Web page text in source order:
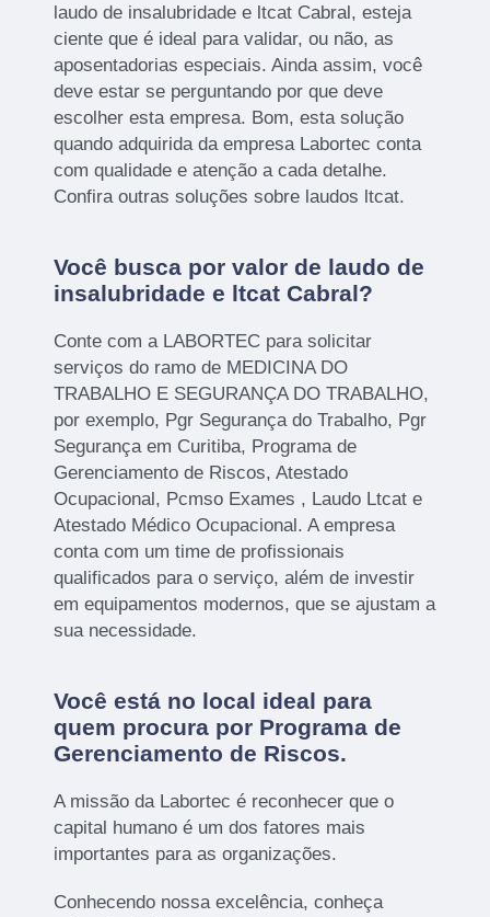
laudo de insalubridade e ltcat Cabral, esteja
ciente que é ideal para validar, ou não, as
aposentadorias especiais. Ainda assim, você
deve estar se perguntando por que deve
escolher esta empresa. Bom, esta solução
quando adquirida da empresa Labortec conta
com qualidade e atenção a cada detalhe.
Confira outras soluções sobre laudos ltcat.
Você busca por valor de laudo de
insalubridade e ltcat Cabral?
Conte com a LABORTEC para solicitar
serviços do ramo de MEDICINA DO
TRABALHO E SEGURANÇA DO TRABALHO,
por exemplo, Pgr Segurança do Trabalho, Pgr
Segurança em Curitiba, Programa de
Gerenciamento de Riscos, Atestado
Ocupacional, Pcmso Exames , Laudo Ltcat e
Atestado Médico Ocupacional. A empresa
conta com um time de profissionais
qualificados para o serviço, além de investir
em equipamentos modernos, que se ajustam a
sua necessidade.
Você está no local ideal para
quem procura por Programa de
Gerenciamento de Riscos.
A missão da Labortec é reconhecer que o
capital humano é um dos fatores mais
importantes para as organizações.
Conhecendo nossa excelência, conheça